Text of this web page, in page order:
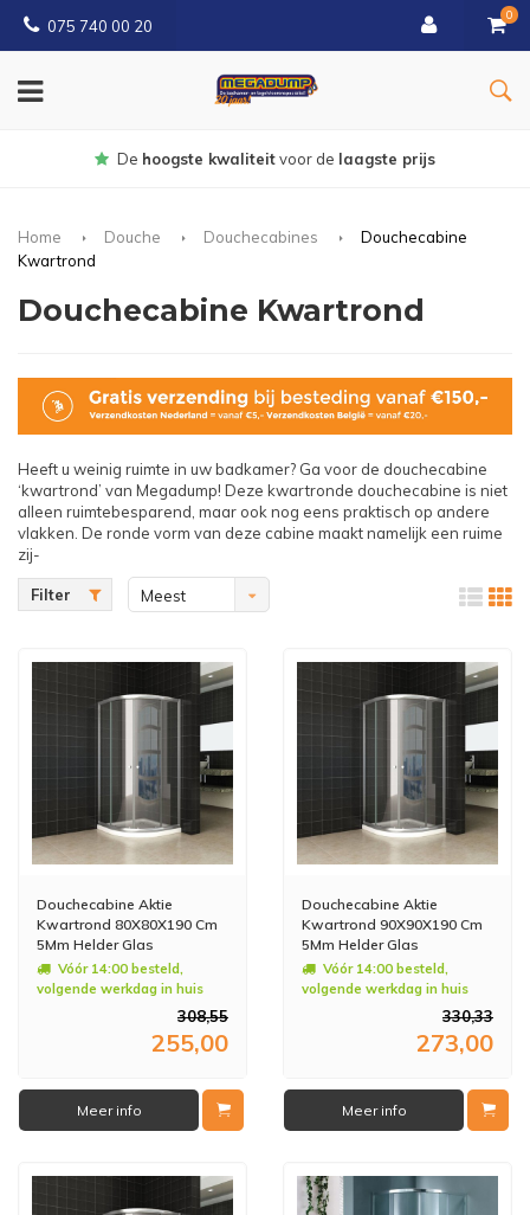
075 740 00 20
0
Gratisbezorgd vanaf € 150
Home Douche Douchecabines
Douchecabine
Kwartrond
Douchecabine Kwartrond
Heeft u weinig ruimte in uw badkamer? Ga voor de douchecabine
‘kwartrond’ van Megadump! Deze kwartronde douchecabine is niet
alleen ruimtebesparend, maar ook nog eens praktisch op andere
vlakken. De ronde vorm van deze cabine maakt namelijk een ruime
zij-
Filter
Meest
Douchecabine Aktie
Kwartrond 80X80X190 Cm
5Mm Helder Glas
Vóór 14:00 besteld,
volgende werkdag in huis
308,55
255,00
Meer info
Douchecabine Aktie
Kwartrond 90X90X190 Cm
5Mm Helder Glas
Vóór 14:00 besteld,
volgende werkdag in huis
330,33
273,00
Meer info